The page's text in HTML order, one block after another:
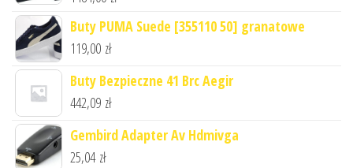
Buty PUMA Suede [355110 50] granatowe
119,00 zł
Buty Bezpieczne 41 Brc Aegir
442,09 zł
Gembird Adapter Av Hdmivga
25,04 zł